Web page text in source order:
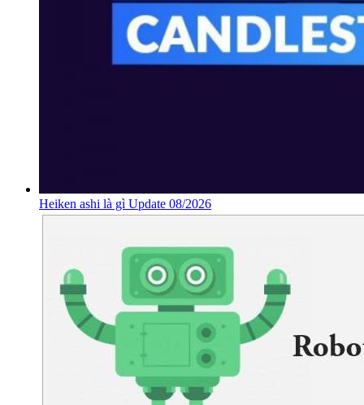
Heiken ashi là gì Update 08/2026